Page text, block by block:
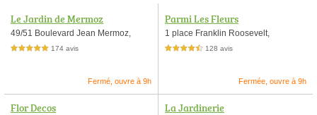
Le Jardin de Mermoz
49/51 Boulevard Jean Mermoz,
5,0 étoiles sur 5 174 avis
Fermé, ouvre à 9h
Parmi Les Fleurs
1 place Franklin Roosevelt,
4,5 étoiles sur 5 128 avis
Fermée, ouvre à 9h
Flor Decos La Jardinerie